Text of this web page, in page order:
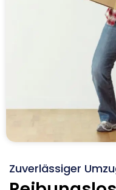
Zuverlässiger